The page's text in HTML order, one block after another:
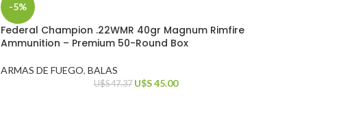
-5%
Federal Champion .22WMR 40gr Magnum Rimfire
Ammunition – Premium 50-Round Box
ARMAS DE FUEGO, BALAS
U$S47.37 U$S45.00